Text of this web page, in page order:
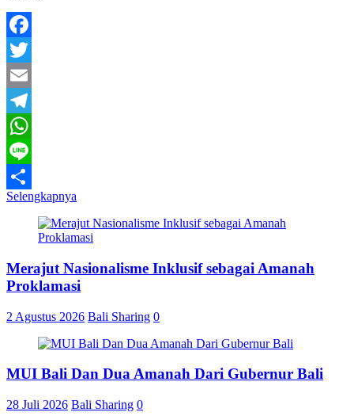
Facebook
Twitter
Email
Telegram
WhatsApp
Line
Share
Selengkapnya
Merajut Nasionalisme Inklusif sebagai Amanah
Proklamasi
2 Agustus 2026 Bali Sharing 0
MUI Bali Dan Dua Amanah Dari Gubernur Bali
28 Juli 2026 Bali Sharing 0